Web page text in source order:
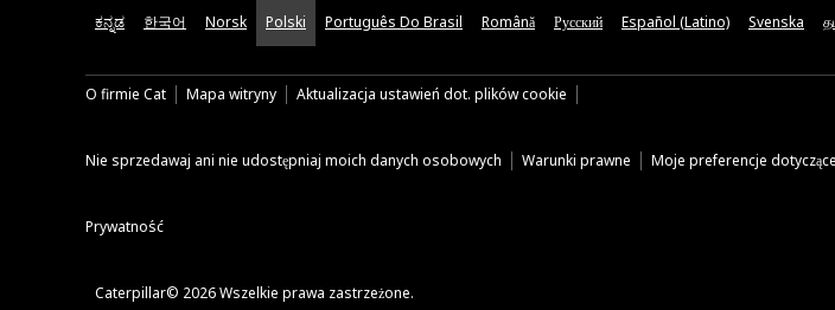
ಕನ್ನಡ 한국어 Norsk Polski Português Do Brasil Română Русский Español (Latino) Svenska
O firmie Cat Mapa witryny Aktualizacja ustawień dot. plików cookie
Nie sprzedawaj ani nie udostępniaj moich danych osobowych Warunki prawne Moje preferencje
Prywatność
Caterpillar© 2026 Wszelkie prawa zastrzeżone.